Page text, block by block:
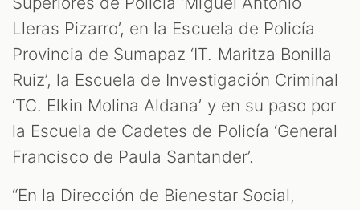
Lleras Pizarro’, en la Escuela de Policía
Provincia de Sumapaz ‘IT. Maritza Bonilla
Ruiz’, la Escuela de Investigación Criminal
‘TC. Elkin Molina Aldana’ y en su paso por
la Escuela de Cadetes de Policía ‘General
Francisco de Paula Santander’.
“En la Dirección de Bienestar Social,